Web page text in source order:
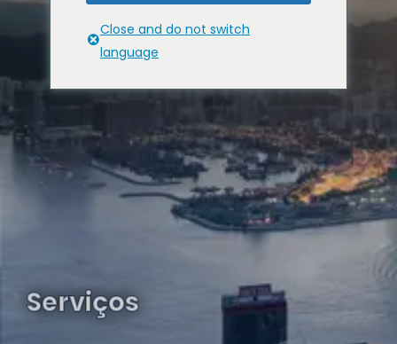
Serviços
Close and do not switch
language